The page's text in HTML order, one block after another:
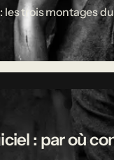
les trois montages
: par où